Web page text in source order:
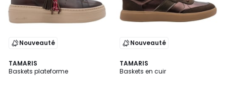
Nouveauté
TAMARIS
Baskets plateforme
Nouveauté
TAMARIS
Baskets en cuir